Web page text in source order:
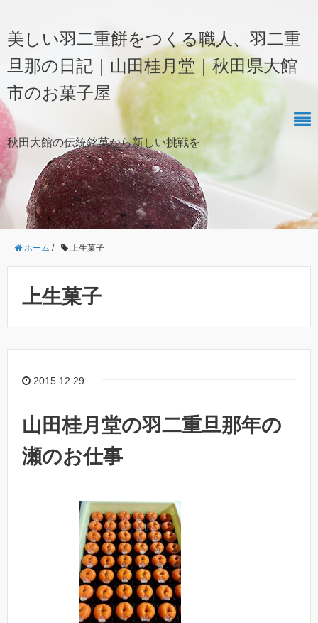
美しい羽二重餅をつくる職人、羽二重
旦那の日記｜山田桂月堂｜秋田県大館
市のお菓子屋
秋田大館の伝統銘菓から新しい挑戦を
ホーム / 上生菓子
上生菓子
2015.12.29
山田桂月堂の羽二重旦那年の
瀬のお仕事